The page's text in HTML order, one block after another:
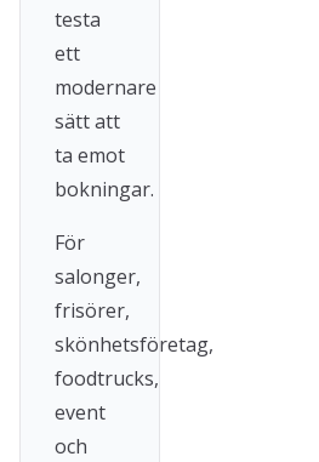
testa
ett
modernare
sätt att
ta emot
bokningar.
För
salonger,
frisörer,
skönhetsföretag,
foodtrucks,
event
och